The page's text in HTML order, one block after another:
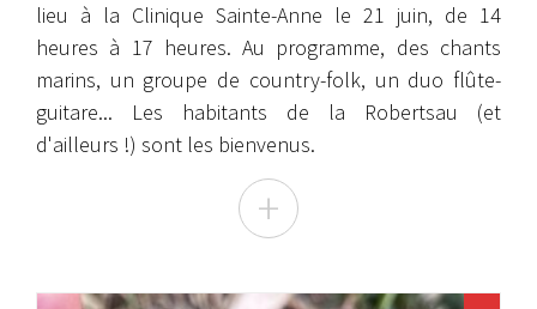
lieu à la Clinique Sainte-Anne le 21 juin, de 14
heures à 17 heures. Au programme, des chants
marins, un groupe de country-folk, un duo flûte-
guitare... Les habitants de la Robertsau (et
d'ailleurs !) sont les bienvenus.
+